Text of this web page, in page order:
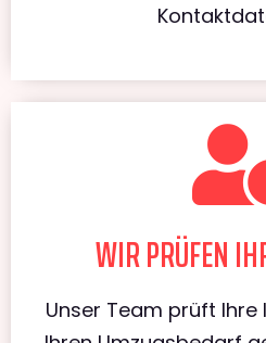
WIR PRÜFEN
Unser Team prüft